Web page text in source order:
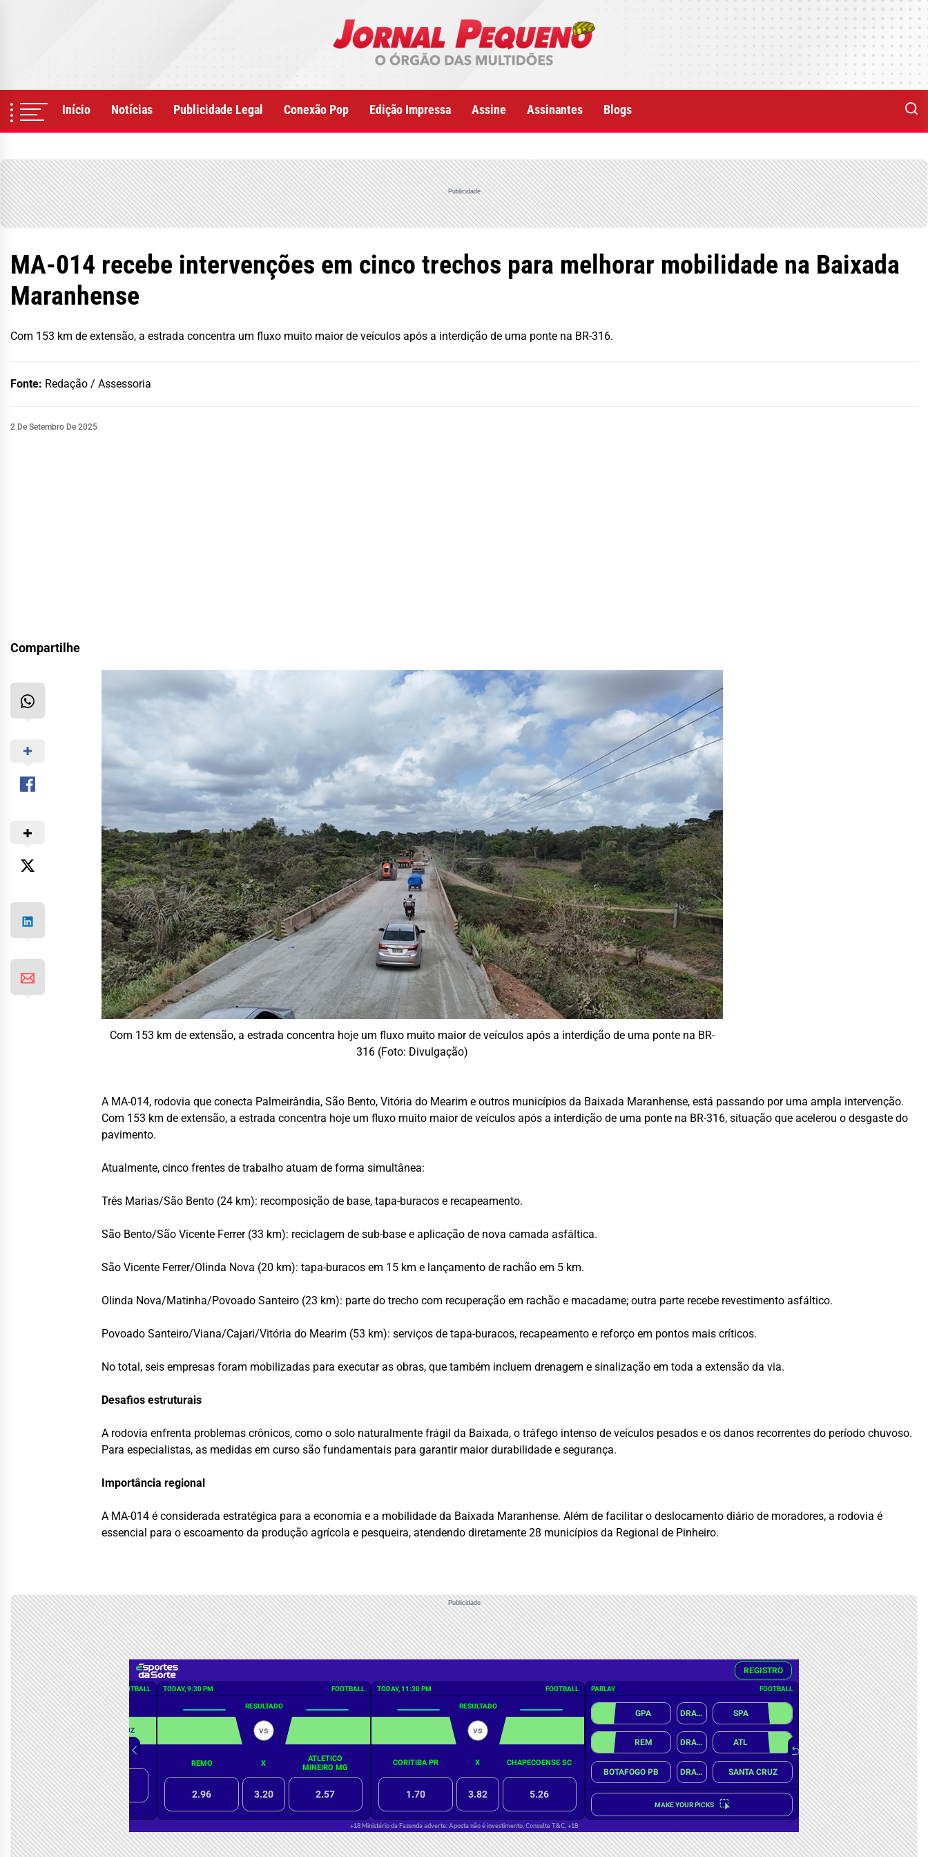
Início Notícias Publicidade Legal Conexão Pop Edição Impressa Assine Assinantes Blogs
Publicidade
MA-014 recebe intervenções em cinco trechos para melhorar mobilidade na Baixada
Maranhense
Com 153 km de extensão, a estrada concentra um fluxo muito maior de veículos após a interdição de uma ponte na BR-316.
Fonte: Redação / Assessoria
2 De Setembro De 2025
Compartilhe
Com 153 km de extensão, a estrada concentra hoje um fluxo muito maior de veículos após a interdição de uma ponte na BR-
316 (Foto: Divulgação)
A MA-014, rodovia que conecta Palmeirândia, São Bento, Vitória do Mearim e outros municípios da Baixada Maranhense, está passando por uma ampla intervenção.
Com 153 km de extensão, a estrada concentra hoje um fluxo muito maior de veículos após a interdição de uma ponte na BR-316, situação que acelerou o desgaste do
pavimento.
Atualmente, cinco frentes de trabalho atuam de forma simultânea:
Três Marias/São Bento (24 km): recomposição de base, tapa-buracos e recapeamento.
São Bento/São Vicente Ferrer (33 km): reciclagem de sub-base e aplicação de nova camada asfáltica.
São Vicente Ferrer/Olinda Nova (20 km): tapa-buracos em 15 km e lançamento de rachão em 5 km.
Olinda Nova/Matinha/Povoado Santeiro (23 km): parte do trecho com recuperação em rachão e macadame; outra parte recebe revestimento asfáltico.
Povoado Santeiro/Viana/Cajari/Vitória do Mearim (53 km): serviços de tapa-buracos, recapeamento e reforço em pontos mais críticos.
No total, seis empresas foram mobilizadas para executar as obras, que também incluem drenagem e sinalização em toda a extensão da via.
Desafios estruturais
A rodovia enfrenta problemas crônicos, como o solo naturalmente frágil da Baixada, o tráfego intenso de veículos pesados e os danos recorrentes do período chuvoso.
Para especialistas, as medidas em curso são fundamentais para garantir maior durabilidade e segurança.
Importância regional
A MA-014 é considerada estratégica para a economia e a mobilidade da Baixada Maranhense. Além de facilitar o deslocamento diário de moradores, a rodovia é
essencial para o escoamento da produção agrícola e pesqueira, atendendo diretamente 28 municípios da Regional de Pinheiro.
Publicidade